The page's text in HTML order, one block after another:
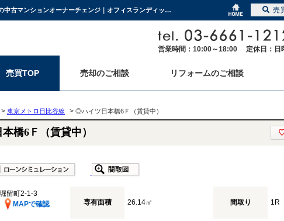
◎ハイツ日本橋6Ｆ（賃貸中） 東京都中央区日本橋堀留町2-1-3 保有継続の中古マンションオーナーチェンジ｜オフィスランディック株式会社
営業時間：10:00～18:00 定休日：日
売買TOP 売却のご相談 リフォームのご相談
> 東京メトロ日比谷線 > ◎ハイツ日本橋6Ｆ（賃貸中）
橋6Ｆ（賃貸中）
留町2-1-3
MAPで確認
専有面積 26.14㎡ 間取り 1R
売